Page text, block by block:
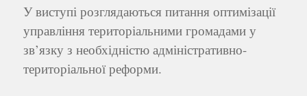
У виступі розглядаються питання оптимізації
управління територіальними громадами у
зв’язку з необхідністю адміністративно-
територіальної реформи.